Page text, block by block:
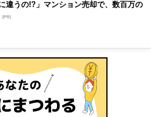
違うの!?」マンション売却で、数百万の
[PR]